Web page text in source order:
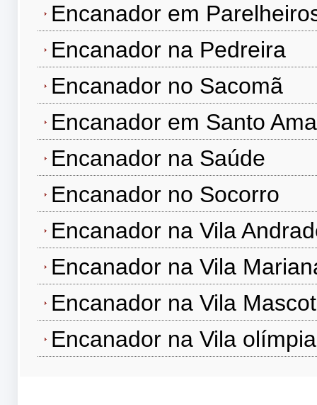
Encanador em
Encanador na Pedreira
Encanador no Sacomã
Encanador em Santo
Encanador na Saúde
Encanador no Socorro
Encanador na Vila
Encanador na Vila
Encanador na Vila
Encanador na Vila olímpia